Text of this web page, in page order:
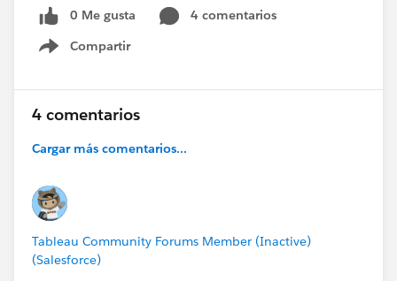
0 Me gusta
4 comentarios
Compartir
Show menu
4 comentarios
Cargar más comentarios...
Tableau Community Forums Member (Inactive)
(Salesforce)